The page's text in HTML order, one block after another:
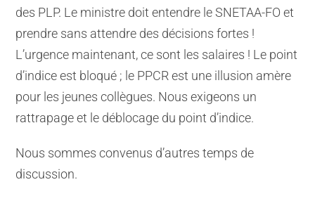
des PLP. Le ministre doit entendre le SNETAA-FO et
prendre sans attendre des décisions fortes !
L’urgence maintenant, ce sont les salaires ! Le point
d’indice est bloqué ; le PPCR est une illusion amère
pour les jeunes collègues. Nous exigeons un
rattrapage et le déblocage du point d’indice.
Nous sommes convenus d’autres temps de
discussion.